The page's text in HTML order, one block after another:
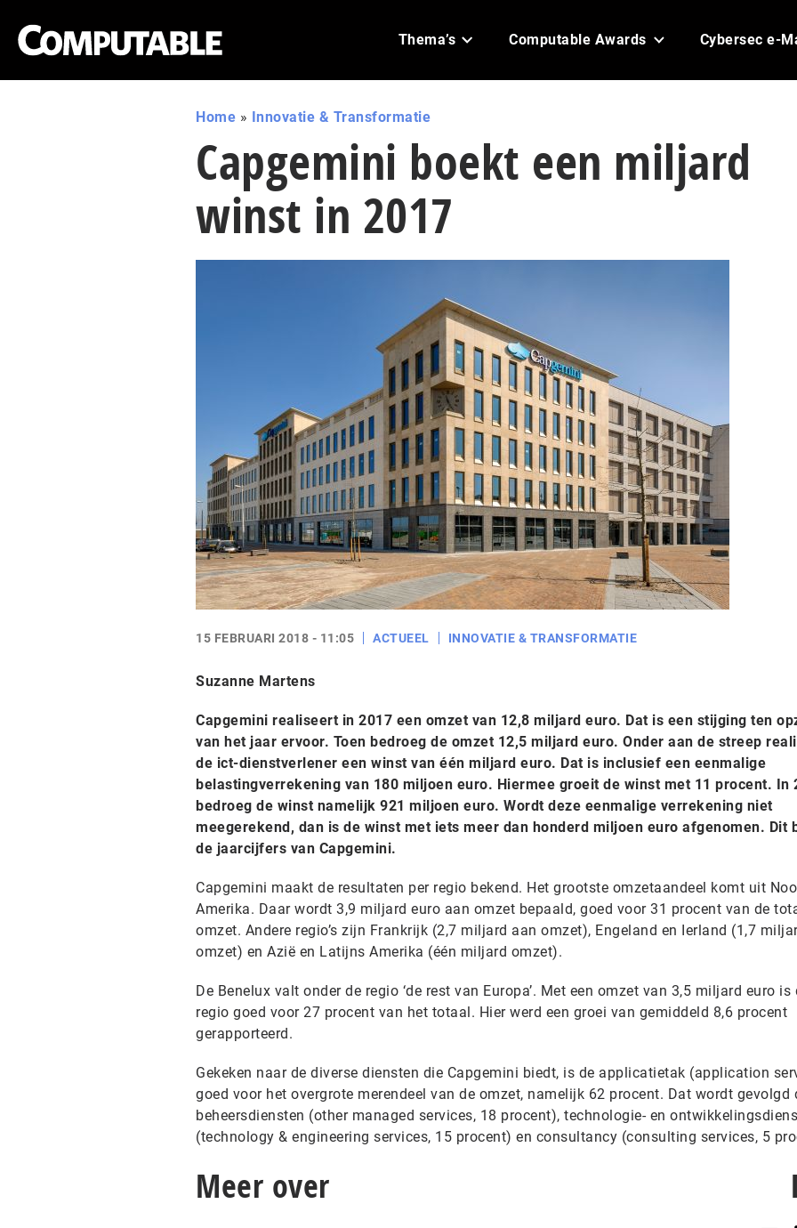
Thema’s Computable Awards Cybersec e-
Home » Innovatie & Transformatie
Capgemini boekt een miljard
winst in 2017
15 FEBRUARI 2018 - 11:05 ACTUEEL INNOVATIE & TRANSFORMATIE
Suzanne Martens
Capgemini realiseert in 2017 een omzet van 12,8 miljard euro. Dat is een stijging ten
van het jaar ervoor. Toen bedroeg de omzet 12,5 miljard euro. Onder aan de streep
de ict-dienstverlener een winst van één miljard euro. Dat is inclusief een eenmalige
belastingverrekening van 180 miljoen euro. Hiermee groeit de winst met 11 procent. In
bedroeg de winst namelijk 921 miljoen euro. Wordt deze eenmalige verrekening niet
meegerekend, dan is de winst met iets meer dan honderd miljoen euro afgenomen. Dit
de jaarcijfers van Capgemini.
Capgemini maakt de resultaten per regio bekend. Het grootste omzetaandeel komt uit
Amerika. Daar wordt 3,9 miljard euro aan omzet bepaald, goed voor 31 procent van de
omzet. Andere regio’s zijn Frankrijk (2,7 miljard aan omzet), Engeland en Ierland (1,7
omzet) en Azië en Latijns Amerika (één miljard omzet).
De Benelux valt onder de regio ‘de rest van Europa’. Met een omzet van 3,5 miljard euro is
regio goed voor 27 procent van het totaal. Hier werd een groei van gemiddeld 8,6 procent
gerapporteerd.
Gekeken naar de diverse diensten die Capgemini biedt, is de applicatietak (application
goed voor het overgrote merendeel van de omzet, namelijk 62 procent. Dat wordt gevolgd
beheersdiensten (other managed services, 18 procent), technologie- en
(technology & engineering services, 15 procent) en consultancy (consulting services, 5
Meer over